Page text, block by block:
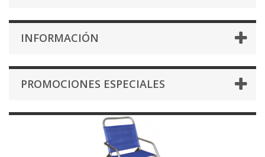
INFORMACIÓN
PROMOCIONES ESPECIALES